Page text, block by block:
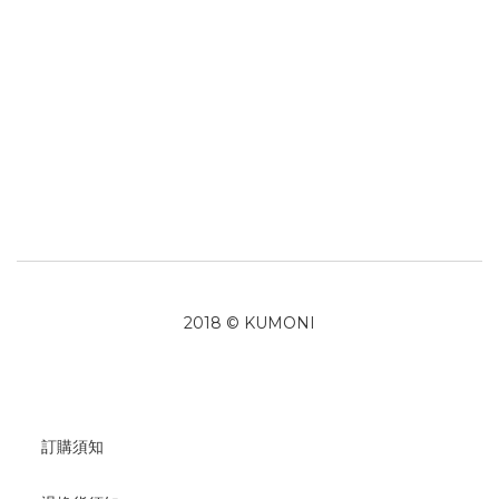
2018 © KUMONI
訂購須知